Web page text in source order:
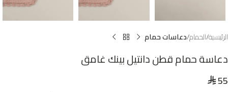
الرئيسية الحمام دعاسات حمام
دعاسة حمام قطن دانتيل بينك غامق
⃁55